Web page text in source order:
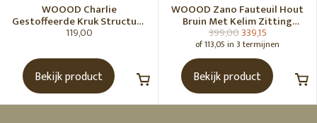
WOOOD Charlie
Gestoffeerde Kruk Structuur
Stof Karamelbruin [Fsc]
119,00
Bekijk product
WOOOD Zano Fauteuil Hout
Bruin Met Kelim Zitting
Naturel
399,00339,15
of 113,05 in 3 termijnen
Bekijk product